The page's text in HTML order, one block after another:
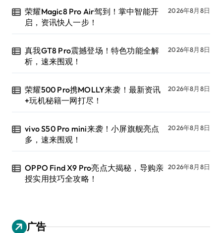
荣耀Magic8 Pro Air驾到！掌中智能开
启，资讯快人一步！
2026年8月8日
真我GT8 Pro震撼登场！特色功能全解
析，速来围观！
2026年8月8日
荣耀500 Pro携MOLLY来袭！最新资讯
+玩机秘籍一网打尽！
2026年8月8日
vivo S50 Pro mini来袭！小屏旗舰亮点
多，速来围观！
2026年8月8日
OPPO Find X9 Pro亮点大揭秘，导购亲
授实用技巧全攻略！
2026年8月8日
广告